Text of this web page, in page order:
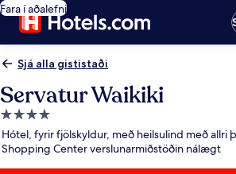
Fara í aðalefni
Sjá alla gististaði
Servatur Waikiki
4.0
stjörnu
gististaður
Hótel, fyrir fjölskyldur, með heilsulind með allri
Shopping Center verslunarmiðstöðin nálægt